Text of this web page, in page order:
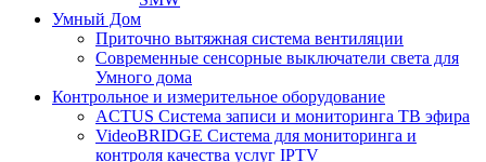
Умный Дом
Приточно вытяжная система вентиляции
Современные сенсорные выключатели света для
Умного дома
Контрольное и измерительное оборудование
ACTUS Система записи и мониторинга ТВ эфира
VideoBRIDGE Система для мониторинга и
контроля качества услуг IPTV